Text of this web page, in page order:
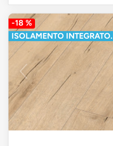
-18 %
ISOLAMENTO INTEGRATO.